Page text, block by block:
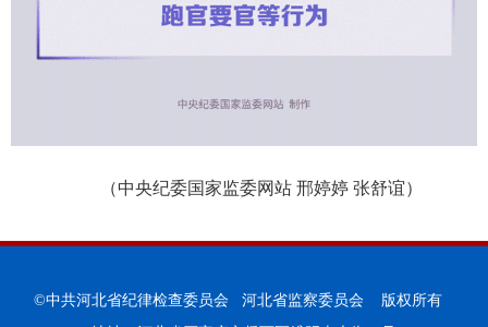
（中央纪委国家监委网站 邢婷婷 张舒谊）
©中共河北省纪律检查委员会 河北省监察委员会 版权所有